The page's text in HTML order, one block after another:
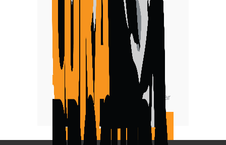
Pizzerías
Confiterías
Resto Café Bar
Rotisería / Comidas para llevar